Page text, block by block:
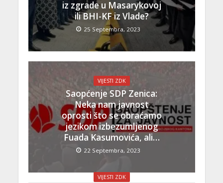
iz zgrade u Masarykovoj
ili BHI-KF iz Vlade?
25 Septembra, 2023
VIJESTI ZDK
Saopćenje SDP Zenica:
Neka nam javnost
oprosti što se obraćamo
jezikom izbezumljenog
Fuada Kasumovića, ali…
22 Septembra, 2023
VIJESTI ZDK